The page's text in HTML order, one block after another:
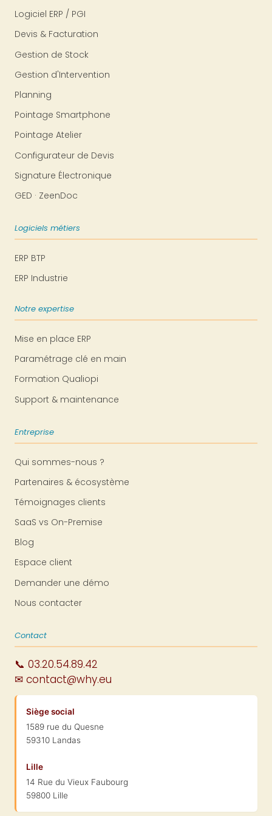
Logiciel ERP / PGI
Devis & Facturation
Gestion de Stock
Gestion d'Intervention
Planning
Pointage Smartphone
Pointage Atelier
Configurateur de Devis
Signature Électronique
GED · ZeenDoc
Logiciels métiers
ERP BTP
ERP Industrie
Notre expertise
Mise en place ERP
Paramétrage clé en main
Formation Qualiopi
Support & maintenance
Entreprise
Qui sommes-nous ?
Partenaires & écosystème
Témoignages clients
SaaS vs On-Premise
Blog
Espace client
Demander une démo
Nous contacter
Contact
📞 03.20.54.89.42
✉ contact@why.eu
Siège social
1589 rue du Quesne
59310 Landas
Lille
14 Rue du Vieux Faubourg
59800 Lille